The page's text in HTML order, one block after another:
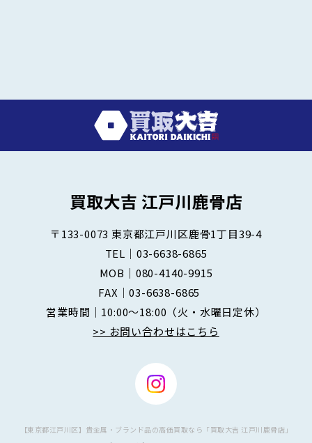
〒133-0073 東京都江戸川区鹿骨1丁目39-4
TEL｜ 03-6638-6865
MOB｜ 080-4140-9915
FAX｜03-6638-6865
営業時間｜10:00～18:00 （火・水曜日定休）
>> お問い合わせはこちら
【東京都江戸川区】貴金属・ブランド品の高価買取なら「買取大吉 江戸川鹿骨店」